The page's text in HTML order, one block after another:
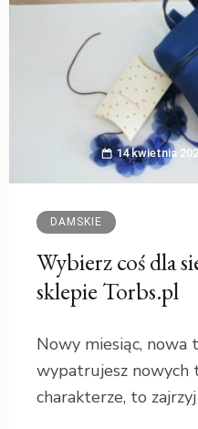
14 kwietnia
DAMSKIE
Wybierz coś dla
sklepie Torbs.pl
Nowy miesiąc, nowa
wypatrujesz
charakterze, to